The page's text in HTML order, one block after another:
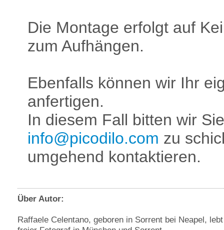
Die Montage erfolgt auf
zum Aufhängen.
Ebenfalls können wir Ihr
anfertigen.
In diesem Fall bitten wir
info@picodilo.com zu
umgehend kontaktieren.
Über Autor:
Raffaele Celentano, geboren in Sorrent bei Neapel,